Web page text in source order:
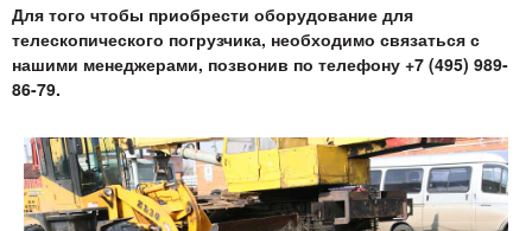
Для того чтобы приобрести оборудование для
телескопического погрузчика, необходимо связаться с
нашими менеджерами, позвонив по телефону +7 (495) 989-
86-79.